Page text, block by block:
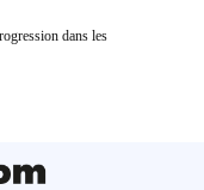
dans les